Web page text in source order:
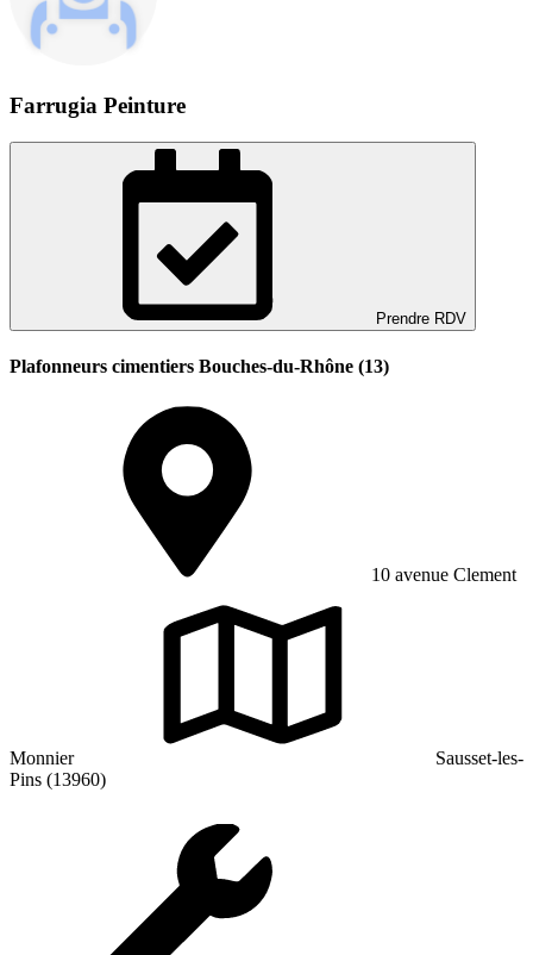
Farrugia Peinture
Prendre RDV
Plafonneurs cimentiers Bouches-du-Rhône (13)
10 avenue Clement
Monnier
Sausset-les-
Pins (13960)